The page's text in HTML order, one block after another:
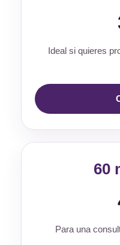
Ideal si quieres
60
Para una